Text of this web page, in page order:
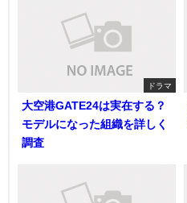
ドラマ
大空港GATE24は実在する？
モデルになった組織を詳しく
調査